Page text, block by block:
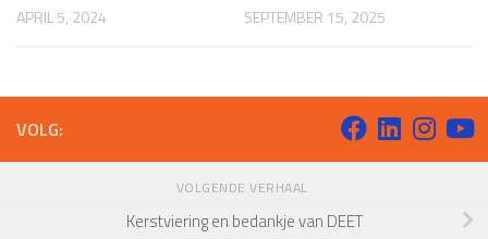
APRIL 5, 2024 SEPTEMBER 15, 2025
VOLG:
VOLGENDE VERHAAL
Kerstviering en bedankje van DEET